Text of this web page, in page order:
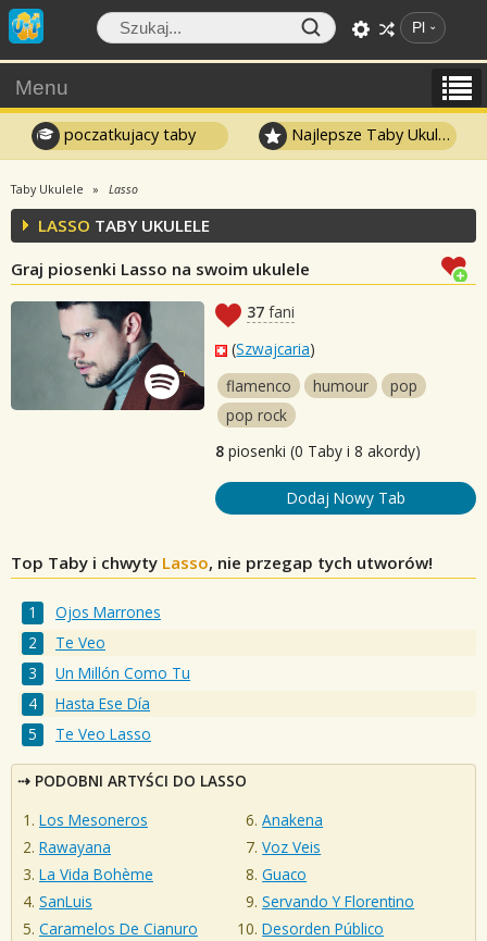
Pl
Menu
poczatkujacy taby Najlepsze Taby Ukulele
Taby Ukulele Lasso
LASSO TABY UKULELE
Graj piosenki Lasso na swoim ukulele
37 fani
(Szwajcaria)
flamenco
humour
pop
pop rock
8 piosenki (0 Taby i 8 akordy)
Dodaj Nowy Tab
Top Taby i chwyty Lasso, nie przegap tych utworów!
Ojos Marrones
Te Veo
Un Millón Como Tu
Hasta Ese Día
Te Veo Lasso
PODOBNI ARTYŚCI DO LASSO
Los Mesoneros
Rawayana
La Vida Bohème
SanLuis
Caramelos De Cianuro
Anakena
Voz Veis
Guaco
Servando Y Florentino
Desorden Público